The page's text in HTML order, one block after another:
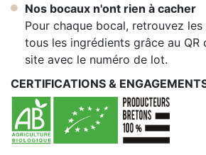
Nos bocaux n'ont rien à cacher
Pour chaque bocal, retrouvez
tous les ingrédients grâce au QR
site avec le numéro de lot.
CERTIFICATIONS &